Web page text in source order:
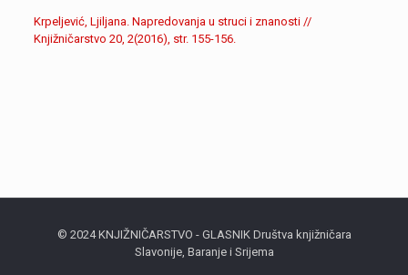
Krpeljević, Ljiljana. Napredovanja u struci i znanosti //
Knjižničarstvo 20, 2(2016), str. 155-156.
© 2024 KNJIŽNIČARSTVO - GLASNIK Društva knjižničara
Slavonije, Baranje i Srijema